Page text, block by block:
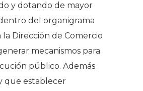
y dotando de mayor
del organigrama
la Dirección de Comercio
mecanismos para
público. Además
que establecer